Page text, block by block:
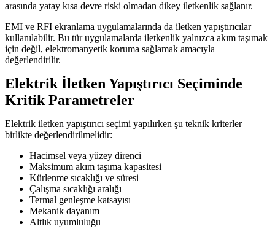
arasında yatay kısa devre riski olmadan dikey iletkenlik sağlanır.
EMI ve RFI ekranlama uygulamalarında da iletken yapıştırıcılar
kullanılabilir. Bu tür uygulamalarda iletkenlik yalnızca akım taşımak
için değil, elektromanyetik koruma sağlamak amacıyla
değerlendirilir.
Elektrik İletken Yapıştırıcı Seçiminde
Kritik Parametreler
Elektrik iletken yapıştırıcı seçimi yapılırken şu teknik kriterler
birlikte değerlendirilmelidir:
Hacimsel veya yüzey direnci
Maksimum akım taşıma kapasitesi
Kürlenme sıcaklığı ve süresi
Çalışma sıcaklığı aralığı
Termal genleşme katsayısı
Mekanik dayanım
Altlık uyumluluğu